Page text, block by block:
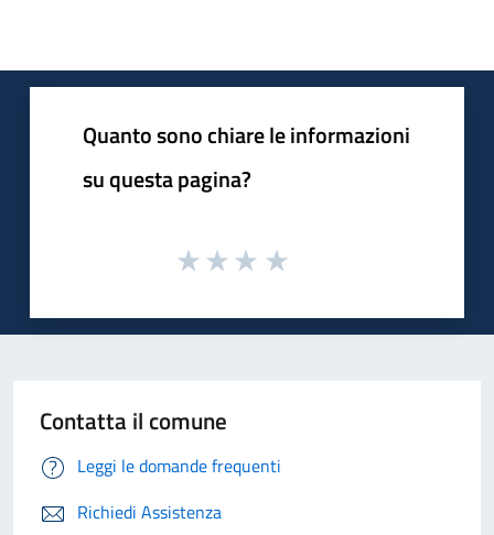
Quanto sono chiare le informazioni
su questa pagina?
Contatta il comune
Leggi le domande frequenti
Richiedi Assistenza